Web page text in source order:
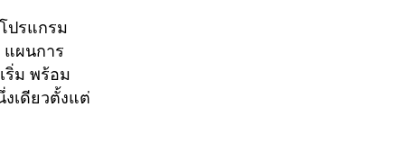
ปรแกรม
ผนการ
ริ่ม พร้อม
เดียวตั้งแต่